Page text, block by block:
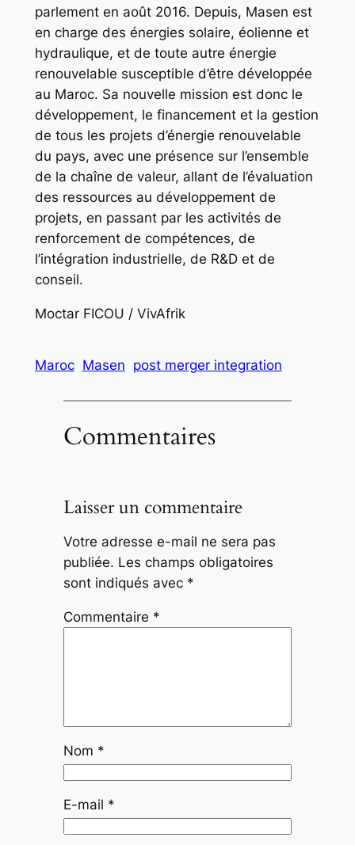
parlement en août 2016. Depuis, Masen est
en charge des énergies solaire, éolienne et
hydraulique, et de toute autre énergie
renouvelable susceptible d’être développée
au Maroc. Sa nouvelle mission est donc le
développement, le financement et la gestion
de tous les projets d’énergie renouvelable
du pays, avec une présence sur l’ensemble
de la chaîne de valeur, allant de l’évaluation
des ressources au développement de
projets, en passant par les activités de
renforcement de compétences, de
l’intégration industrielle, de R&D et de
conseil.
Moctar FICOU / VivAfrik
Maroc Masen post merger integration
Commentaires
Laisser un commentaire
Votre adresse e-mail ne sera pas
publiée. Les champs obligatoires
sont indiqués avec *
Commentaire *
Nom *
E-mail *